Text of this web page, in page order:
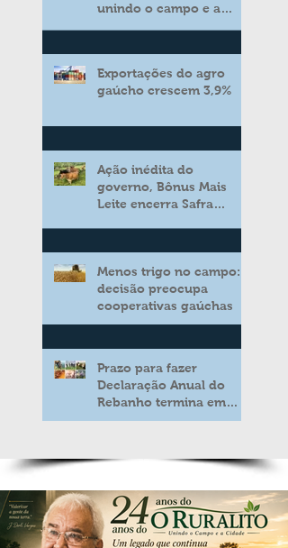
unindo o campo e a
Exportações do agro
gaúcho crescem 3,9%
Ação inédita do
governo, Bônus Mais
Leite encerra Safra
aos produtores de leite
Menos trigo no campo:
decisão preocupa
cooperativas gaúchas
Prazo para fazer
Declaração Anual do
Rebanho termina em
duas semanas